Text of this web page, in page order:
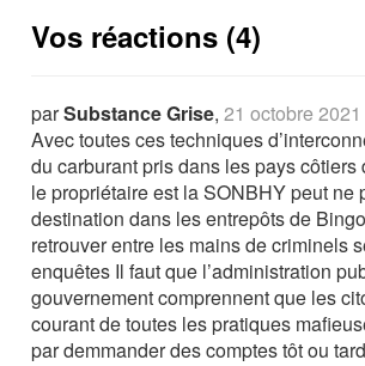
Vos réactions (4)
parSubstance Grise,21 octobre
Avec toutes ces techniques
du carburant pris dans les pays côtiers
le propriétaire est la SONBHY peut ne
destination dans les entrepôts de
retrouver entre les mains de criminels
enquêtes Il faut que l’administration
gouvernement comprennent que les
courant de toutes les pratiques
par demmander des comptes tôt ou tard